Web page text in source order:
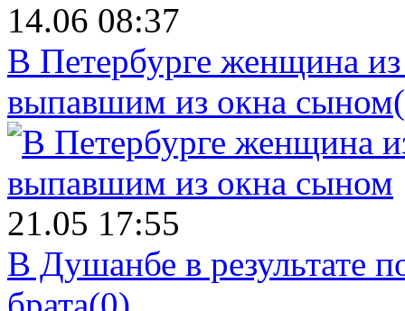
14.06 08:37
В Петербурге женщина
выпавшим из окна сыном
21.05 17:55
В Душанбе в результате